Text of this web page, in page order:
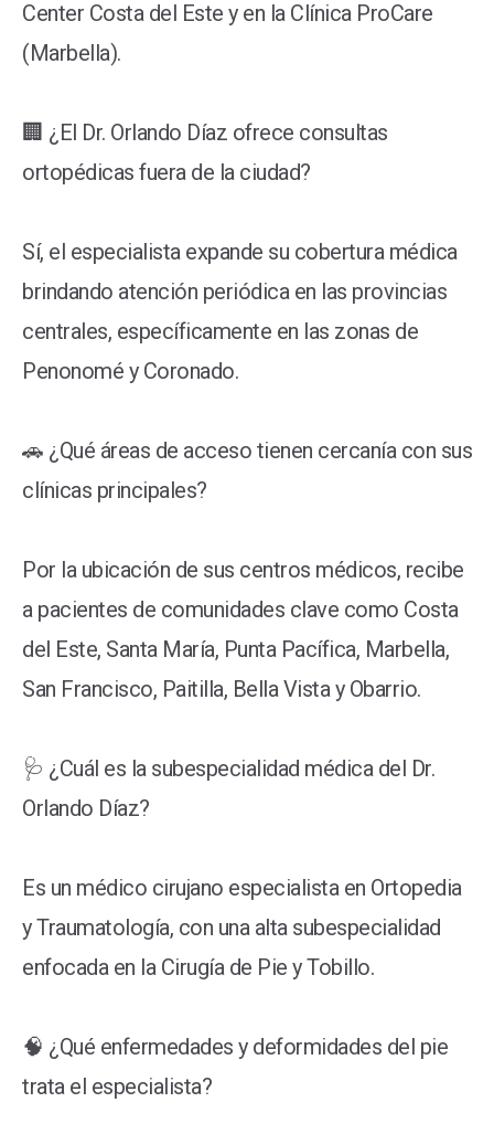
Center Costa del Este y en la Clínica ProCare
(Marbella).
🏢 ¿El Dr. Orlando Díaz ofrece consultas
ortopédicas fuera de la ciudad?
Sí, el especialista expande su cobertura médica
brindando atención periódica en las provincias
centrales, específicamente en las zonas de
Penonomé y Coronado.
🚗 ¿Qué áreas de acceso tienen cercanía con sus
clínicas principales?
Por la ubicación de sus centros médicos, recibe
a pacientes de comunidades clave como Costa
del Este, Santa María, Punta Pacífica, Marbella,
San Francisco, Paitilla, Bella Vista y Obarrio.
🩺 ¿Cuál es la subespecialidad médica del Dr.
Orlando Díaz?
Es un médico cirujano especialista en Ortopedia
y Traumatología, con una alta subespecialidad
enfocada en la Cirugía de Pie y Tobillo.
🧠 ¿Qué enfermedades y deformidades del pie
trata el especialista?